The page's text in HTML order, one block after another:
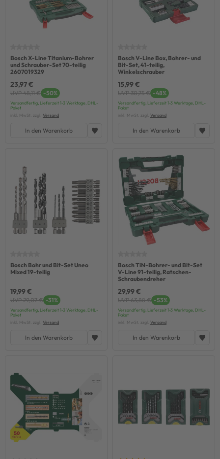
Bosch X-Line Titanium-Bohrer
und Schrauber-Set 70-teilig
2607019329
23,97 €
UVP 48,11 € -50%
Versandfertig, Lieferzeit 1-3 Werktage, DHL-
Paket
inkl. MwSt. zzgl. Versand
In den Warenkorb
Bosch V-Line Box, Bohrer- und
Bit-Set, 41-teilig,
Winkelschrauber
15,99 €
UVP 30,75 € -48%
Versandfertig, Lieferzeit 1-3 Werktage, DHL-
Paket
inkl. MwSt. zzgl. Versand
In den Warenkorb
Bosch Bohr und Bit-Set Uneo
Mixed 19-teilig
19,99 €
UVP 29,07 € -31%
Versandfertig, Lieferzeit 1-3 Werktage, DHL-
Paket
inkl. MwSt. zzgl. Versand
In den Warenkorb
Bosch TiN-Bohrer- und Bit-Set
V-Line 91-teilig, Ratschen-
Schraubendreher
29,99 €
UVP 63,88 € -53%
Versandfertig, Lieferzeit 1-3 Werktage, DHL-
Paket
inkl. MwSt. zzgl. Versand
In den Warenkorb